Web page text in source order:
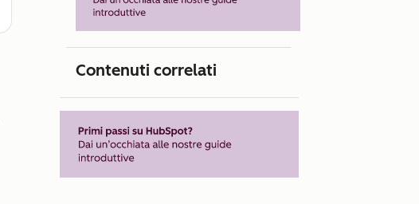
Contenuti correlati